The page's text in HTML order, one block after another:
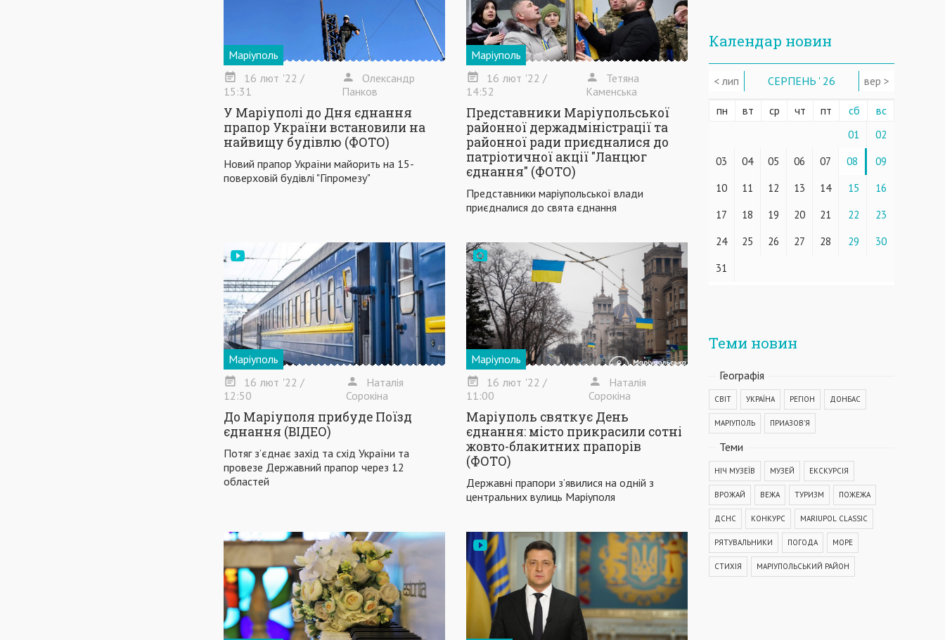
Маріуполь
16 лют '22 /
15:31
Олександр
Панков
У Маріуполі до Дня єднання
прапор України встановили на
найвищу будівлю (ФОТО)
Новий прапор України майорить на 15-
поверховій будівлі "Гіпромезу"
Маріуполь
16 лют '22 /
14:52
Тетяна
Каменська
Представники Маріупольської
районної держадміністрації та
районної ради приєдналися до
патріотичної акції "Ланцюг
єднання" (ФОТО)
Представники маріупольської влади
приєдналися до свята єднання
Маріуполь
16 лют '22 /
12:50
Наталія
Сорокіна
До Маріуполя прибуде Поїзд
єднання (ВІДЕО)
Потяг з’єднає захід та схід України та
провезе Державний прапор через 12
областей
Маріуполь
16 лют '22 /
11:00
Наталія
Сорокіна
Маріуполь святкує День
єднання: місто прикрасили сотні
жовто-блакитних прапорів
(ФОТО)
Державні прапори з’явилися на одній з
центральних вулиць Маріуполя
Календар новин
< лип СЕРПЕНЬ ' 26 вер >
пн вт ср чт пт сб вс
01
02
03
04 05 06 07 08
09
10
11 12 13 14 15
16
17
18 19 20 21 22
23
24
25 26 27 28 29
30
31
Теми новин
Географiя
СВІТ УКРАЇНА РЕГІОН ДОНБАС
МАРІУПОЛЬ ПРИАЗОВ'Я
Теми
НІЧ МУЗЕЇВ МУЗЕЙ ЕКСКУРСІЯ
ВРОЖАЙ ВЕЖА ТУРИЗМ ПОЖЕЖА
ДСНС КОНКУРС MARIUPOL CLASSIC
РЯТУВАЛЬНИКИ ПОГОДА МОРЕ
СТИХІЯ МАРІУПОЛЬСЬКИЙ РАЙОН